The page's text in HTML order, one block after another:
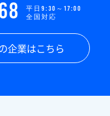
平日9:30～17:00
全国対応
企業はこちら